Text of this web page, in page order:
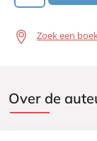
Zoek een
Over de